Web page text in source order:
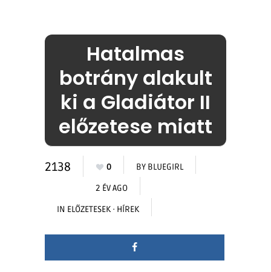
Hatalmas
botrány alakult
ki a Gladiátor II
előzetese miatt
2138 0 BY BLUEGIRL
2 ÉV AGO
IN ELŐZETESEK · HÍREK